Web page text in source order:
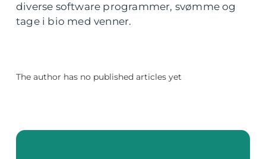
diverse software programmer, svømme og
tage i bio med venner.
The author has no published articles yet